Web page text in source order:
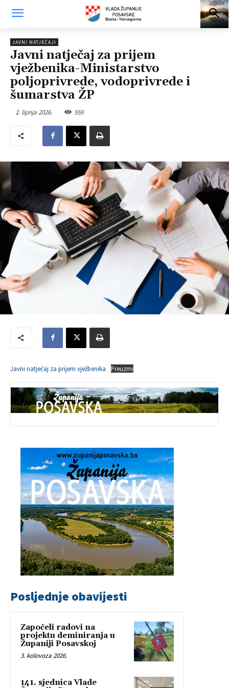
JAVNI NATJEČAJI
Javni natječaj za prijem
vježbenika-Ministarstvo
poljoprivrede, vodoprivrede i
šumarstva ŽP
2. lipnja 2026. 559
Javni natječaj za prijem vježbenika Preuzmi
Posljednje obavijesti
Započeli radovi na
projektu deminiranja u
Županiji Posavskoj
3. kolovoza 2026.
141. sjednica Vlade